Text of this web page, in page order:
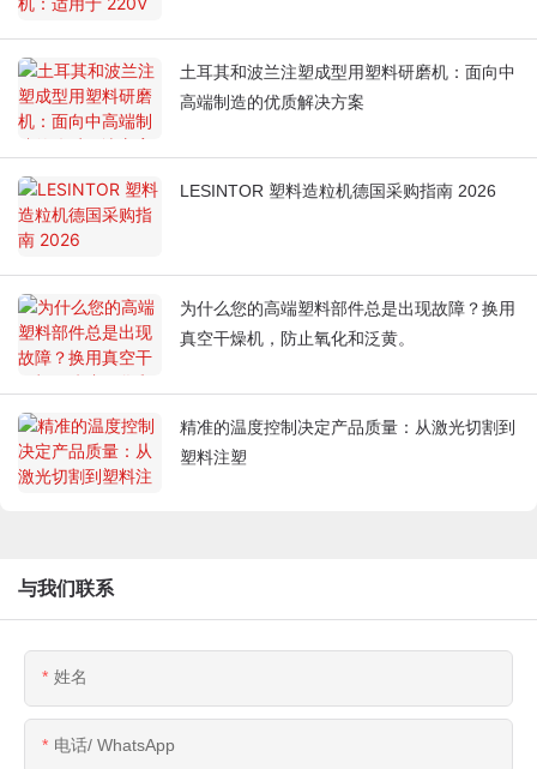
土耳其和波兰注塑成型用塑料研磨机：面向中
高端制造的优质解决方案
LESINTOR 塑料造粒机德国采购指南 2026
为什么您的高端塑料部件总是出现故障？换用
真空干燥机，防止氧化和泛黄。
精准的温度控制决定产品质量：从激光切割到
塑料注塑
与我们联系
姓名
电话/ WhatsApp